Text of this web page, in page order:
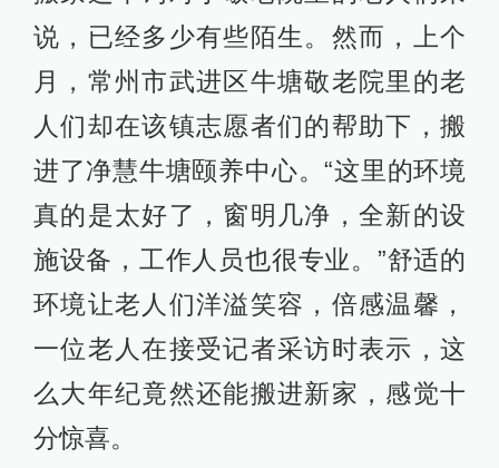
说，已经多少有些陌生。然而，上个
月，常州市武进区牛塘敬老院里的老
人们却在该镇志愿者们的帮助下，搬
进了净慧牛塘颐养中心。“这里的环境
真的是太好了，窗明几净，全新的设
施设备，工作人员也很专业。”舒适的
环境让老人们洋溢笑容，倍感温馨，
一位老人在接受记者采访时表示，这
么大年纪竟然还能搬进新家，感觉十
分惊喜。